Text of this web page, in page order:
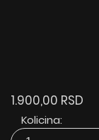
1.900,00 RSD
Kolicina: